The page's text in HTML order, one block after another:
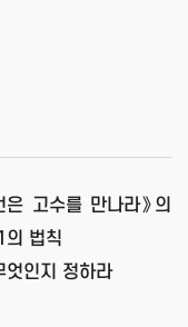
은 고수를 만나라》의
의 법칙
엇인지 정하라